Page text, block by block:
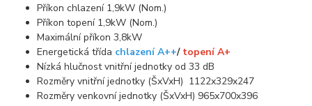
Příkon chlazení 1,9kW (Nom.)
Příkon topení 1,9kW (Nom.)
Maximální příkon 3,8kW
Energetická třída chlazení A++/ topení A+
Nízká hlučnost vnitřní jednotky od 33 dB
Rozměry vnitřní jednotky (ŠxVxH) 1122x329x247
Rozměry venkovní jednotky (ŠxVxH) 965x700x396